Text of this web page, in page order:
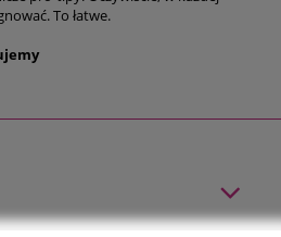
zrezygnować. To łatwe.